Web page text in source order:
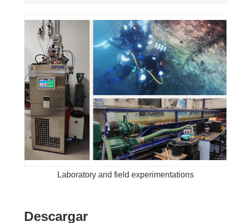
Laboratory and field experimentations
DescargarDescargar